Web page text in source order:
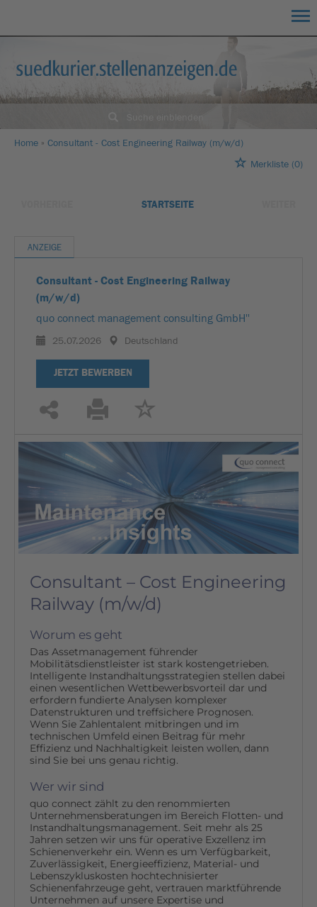
Home
Consultant - Cost Engineering Railway (m/w/d)
Merkliste (0)
STARTSEITE
ANZEIGE
Consultant - Cost Engineering Railway
(m/w/d)
quo connect management consulting GmbH''
25.07.2026 Deutschland
JETZT BEWERBEN